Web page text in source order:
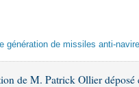
génération de missiles anti-
de M. Patrick Ollier